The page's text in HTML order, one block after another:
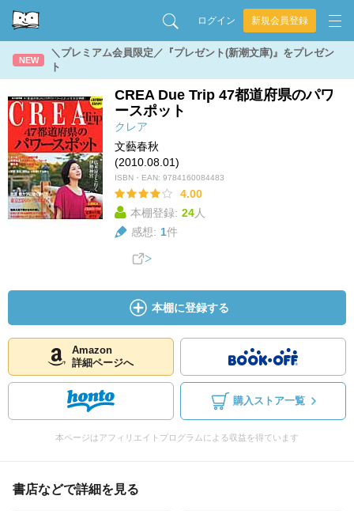
ログイン 新規会員登録
NEW
＼プレミアム会員限定／『プレゼント(新潮文庫)』をプレゼン
ト
CREA Due Trip 47都道府県のパワ
ースポット
クレア
文藝春秋
(2010.08.01)
ISBN・EAN: 9784160084483
4.00
本棚登録: 24人
感想: 1件
本棚に登録する
Amazon
詳細ページへ
購入ストア一覧
本ページはアフィリエイトプログラムによる収益を得ています
書店などで詳細を見る